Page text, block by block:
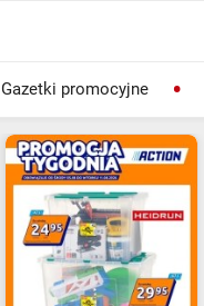
Gazetki promocyjne